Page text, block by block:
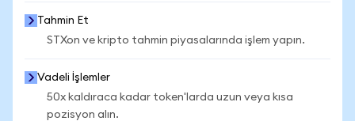
Tahmin Et
STXon ve kripto tahmin piyasalarında işlem yapın.
Vadeli İşlemler
50x kaldıraca kadar token'larda uzun veya kısa
pozisyon alın.